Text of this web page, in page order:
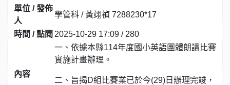
單位 / 發佈
人
學管科 / 黃翊禎 7288230*17
時間 / 點閱 2025-10-29 17:09 / 280
內容
一、依據本縣114年度國小英語團體朗讀比賽
實施計畫辦理。
二、旨揭D組比賽業已於今(29)日辦理完竣，